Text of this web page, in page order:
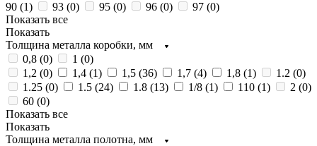
90 (1) 93 (0) 95 (0) 96 (0) 97 (0)
Показать все
Показать
Толщина металла коробки, мм
0,8 (0) 1 (0)
1,2 (0) 1,4 (1) 1,5 (36) 1,7 (4) 1,8 (1) 1.2 (0)
1.25 (0) 1.5 (24) 1.8 (13) 1/8 (1) 110 (1) 2 (0)
60 (0)
Показать все
Показать
Толщина металла полотна, мм